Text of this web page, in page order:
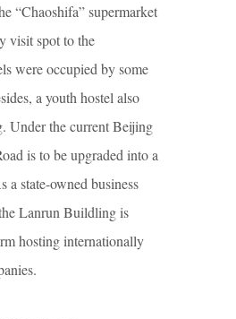
“Chaoshifa” supermarket
visit spot to the
were occupied by some
a youth hostel also
Under the current Beijing
is to be upgraded into a
state-owned business
Lanrun Buildling is
hosting internationally